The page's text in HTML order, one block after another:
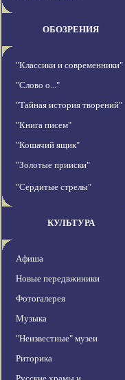
ОБОЗРЕНИЯ
"Классики и современники"
"Слово о..."
"Тайная история творений"
"Книга писем"
"Кошачий ящик"
"Золотые прииски"
"Сердитые стрелы"
КУЛЬТУРА
Афиша
Новые передвжиники
Фотогалерея
Музыка
"Неизвестные" музеи
Риторика